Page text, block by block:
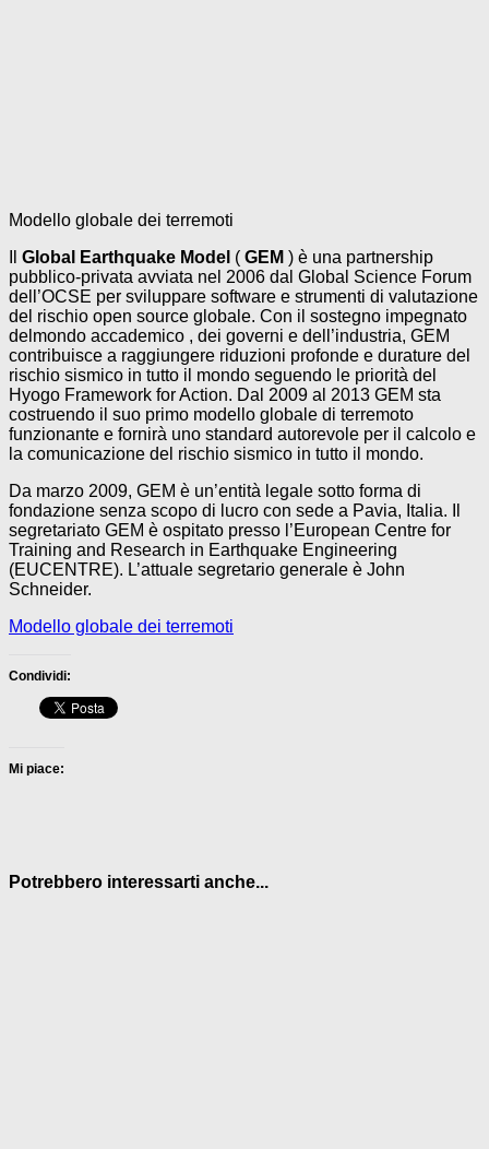
Modello globale dei terremoti
Global Earthquake Model ( GEM ) è una partnership
pubblico-privata avviata nel 2006 dal Global Science Forum
dell’OCSE per sviluppare software e strumenti di valutazione
del rischio open source globale. Con il sostegno impegnato
del mondo accademico , dei governi e dell’industria, GEM
contribuisce a raggiungere riduzioni profonde e durature del
rischio sismico in tutto il mondo seguendo le priorità del
Hyogo Framework for Action. Dal 2009 al 2013 GEM sta
costruendo il suo primo modello globale di terremoto
funzionante e fornirà uno standard autorevole per il calcolo e
la comunicazione del rischio sismico in tutto il mondo.
Da marzo 2009, GEM è un’entità legale sotto forma di
fondazione senza scopo di lucro con sede a Pavia, Italia. Il
segretariato GEM è ospitato presso l’European Centre for
Training and Research in Earthquake Engineering
(EUCENTRE). L’attuale segretario generale è John
Schneider.
Modello globale dei terremoti
Condividi:
Mi piace:
Potrebbero interessarti anche...